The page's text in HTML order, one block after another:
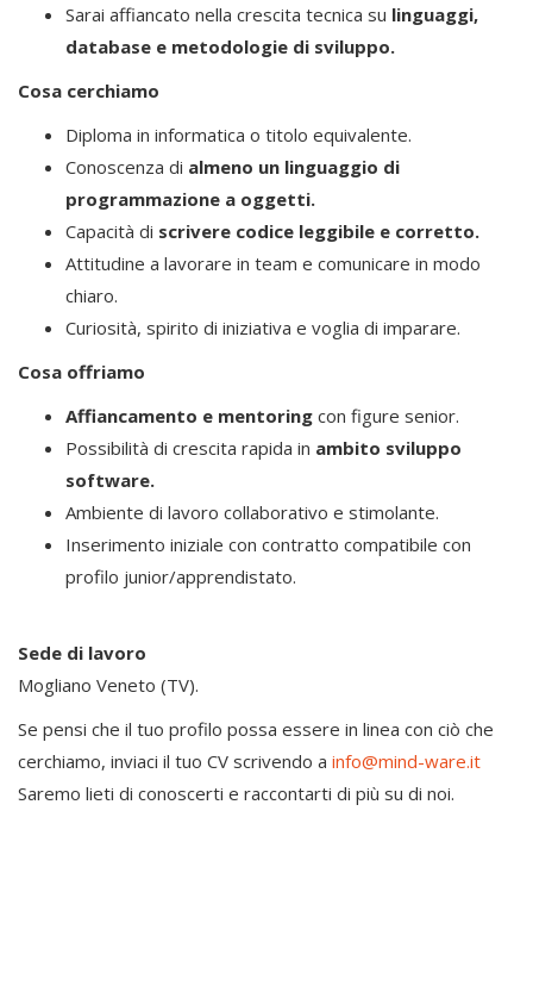
Sarai affiancato nella crescita tecnica su linguaggi,
database e metodologie di sviluppo.
Cosa cerchiamo
Diploma in informatica o titolo equivalente.
Conoscenza di almeno un linguaggio di
programmazione a oggetti.
Capacità di scrivere codice leggibile e corretto.
Attitudine a lavorare in team e comunicare in modo
chiaro.
Curiosità, spirito di iniziativa e voglia di imparare.
Cosa offriamo
Affiancamento e mentoring con figure senior.
Possibilità di crescita rapida in ambito sviluppo
software.
Ambiente di lavoro collaborativo e stimolante.
Inserimento iniziale con contratto compatibile con
profilo junior/apprendistato.
Sede di lavoro
Mogliano Veneto (TV).
Se pensi che il tuo profilo possa essere in linea con ciò che
cerchiamo, inviaci il tuo CV scrivendo a info@mind-ware.it
Saremo lieti di conoscerti e raccontarti di più su di noi.